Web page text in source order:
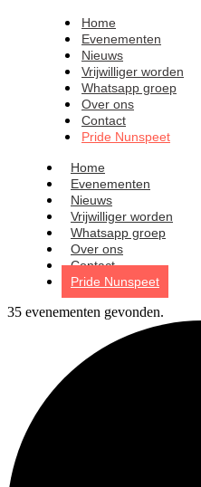
Home
Evenementen
Nieuws
Vrijwilliger worden
Whatsapp groep
Over ons
Contact
Pride Nunspeet
Home
Evenementen
Nieuws
Vrijwilliger worden
Whatsapp groep
Over ons
Contact
Pride Nunspeet
35 evenementen gevonden.